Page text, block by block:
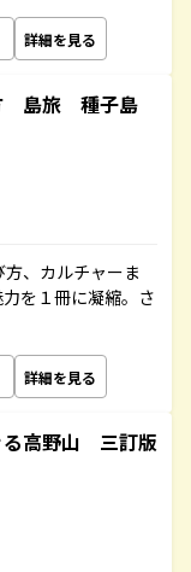
詳細を見る
島旅 種子島
、カルチャーま
を１冊に凝縮。さ
詳細を見る
高野山 三訂版